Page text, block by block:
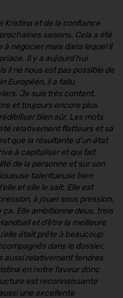
Kristina et de la confiance
saisons. Cela a été
négocier mais dans lequel il
Il y a aujourd’hui
il ne nous est pas possible de
Européen, il a fallu
Je suis très content,
et toujours encore plus
bien sûr. Les mots
relativement flatteurs et sa
que la résultante d’un état
à capitaliser et qui fait
de la personne et sur son
talentueuse bien
et elle le sait. Elle est
à jouer sous pression.
ça. Elle ambitionne deux, trois
et d’être la meilleure
était prête à beaucoup
dans le dossier,
aussi relativement tendres
en notre faveur donc
est reconnaissante
une excellente